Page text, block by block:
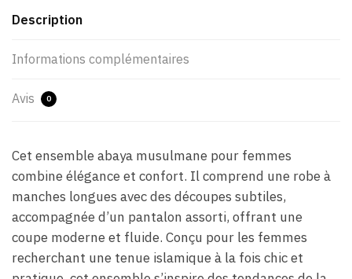
Description
Informations complémentaires
Avis 0
Cet ensemble abaya musulmane pour femmes
combine élégance et confort. Il comprend une robe à
manches longues avec des découpes subtiles,
accompagnée d’un pantalon assorti, offrant une
coupe moderne et fluide. Conçu pour les femmes
recherchant une tenue islamique à la fois chic et